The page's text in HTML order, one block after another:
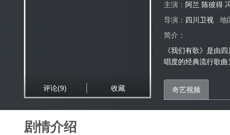
评论(9) 收藏
主演： 阿兰 陈彼得
导演： 四川卫视 地
简介：
《我们有歌》是由
唱度的经典流行歌
奇艺视频
剧情介绍